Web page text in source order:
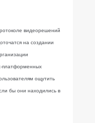
видеорешений
на создании
платформенных
ощутить
бы они находились в